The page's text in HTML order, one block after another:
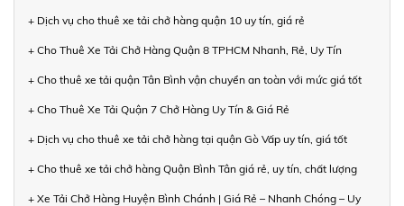
+ Dịch vụ cho thuê xe tải chở hàng quận 10 uy tín, giá rẻ
+ Cho Thuê Xe Tải Chở Hàng Quận 8 TPHCM Nhanh, Rẻ, Uy Tín
+ Cho thuê xe tải quận Tân Bình vận chuyển an toàn với mức giá tốt
+ Cho Thuê Xe Tải Quận 7 Chở Hàng Uy Tín & Giá Rẻ
+ Dịch vụ cho thuê xe tải chở hàng tại quận Gò Vấp uy tín, giá tốt
+ Cho thuê xe tải chở hàng Quận Bình Tân giá rẻ, uy tín, chất lượng
+ Xe Tải Chở Hàng Huyện Bình Chánh | Giá Rẻ – Nhanh Chóng – Uy